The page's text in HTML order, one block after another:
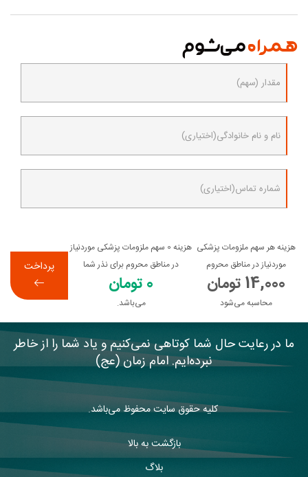
همراهمی‌شوم
مقدار (سهم)
نام و نام خانوادگی(اختیاری)
شماره تماس(اختیاری)
هزینه هر سهم ملزومات پزشکی
موردنیاز در مناطق محروم
14,000 تومان
محاسبه می‌شود
هزینه 0 سهم ملزومات پزشکی موردنیاز
در مناطق محروم برای نذر شما
0 تومان
می‌باشد.
پرداخت
ما در رعایت حال شما کوتاهی نمی‌کنیم و یاد شما را از خاطر
نبرده‌ایم. امام زمان (عج)
کلیه حقوق سایت محفوظ می‌باشد.
بازگشت به بالا
بلاگ